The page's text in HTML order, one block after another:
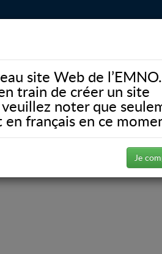
site Web de l’EMNO.
train de créer un site
noter que
français en ce
Je
FACULTÉ DONATE